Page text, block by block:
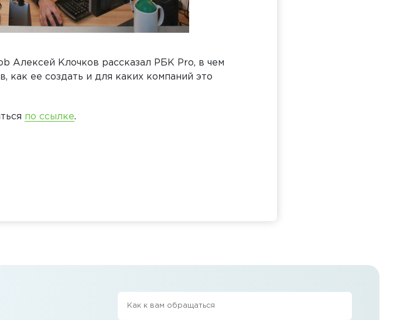
Алексей Клочков рассказал РБК Pro, в чем
как ее создать и для каких компаний это
по ссылке.